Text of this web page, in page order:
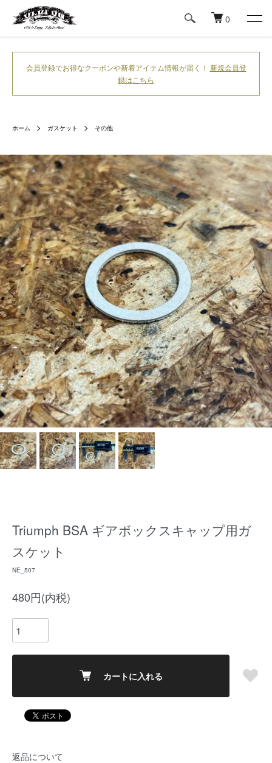
0
会員登録でお得なクーポンや新着アイテム情報が届く！ 新規会員登
録はこちら
ホーム ガスケット その他
Triumph BSA ギアボックスキャップ用ガ
スケット
NE_507
480円(内税)
カートに入れる
返品について